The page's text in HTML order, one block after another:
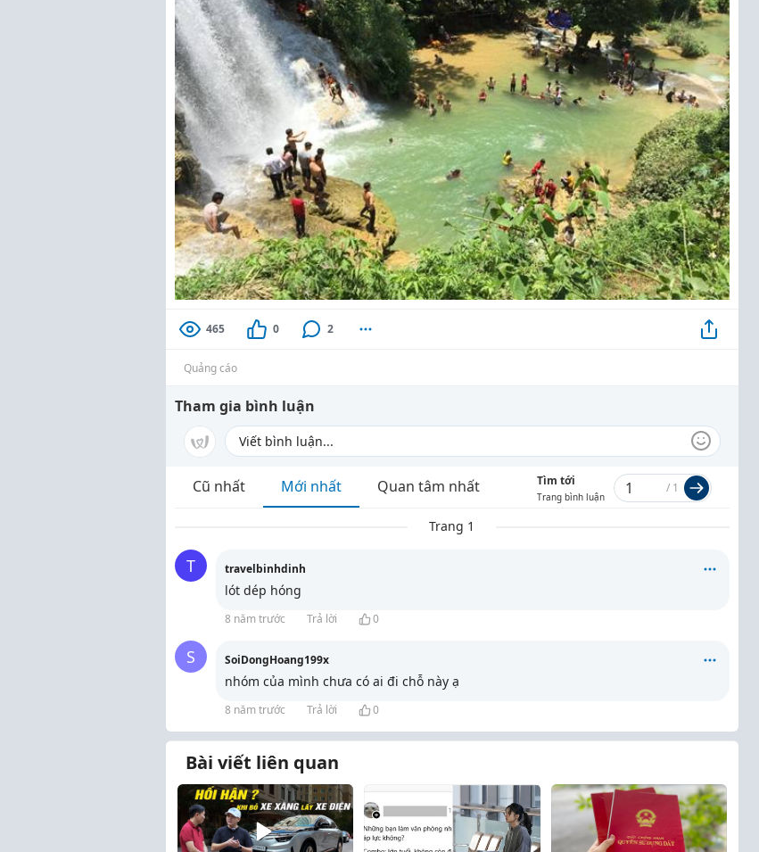
465 0 2
Quảng cáo
Tham gia bình luận
Cũ nhất Mới nhất Quan tâm nhất Tìm tới
Trang bình luận
/ 1
Trang 1
T travelbinhdinh
lót dép hóng
8 năm trước Trả lời 0
S SoiDongHoang199x
nhóm của mình chưa có ai đi chỗ này ạ
8 năm trước Trả lời 0
Bài viết liên quan